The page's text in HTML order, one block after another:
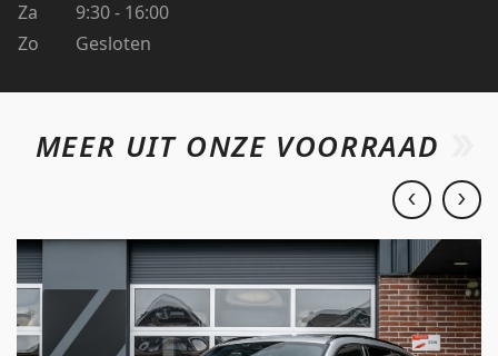
Za
9:30 - 16:00
Zo
Gesloten
MEER UIT ONZE VOORRAAD